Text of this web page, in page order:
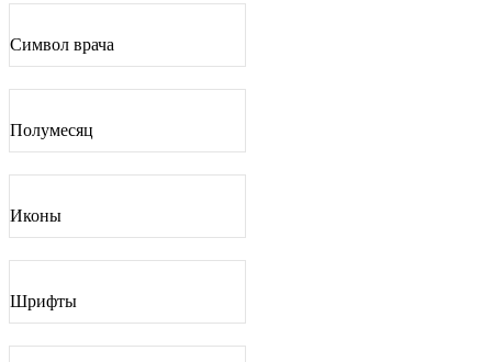
Символ врача
Полумесяц
Иконы
Шрифты